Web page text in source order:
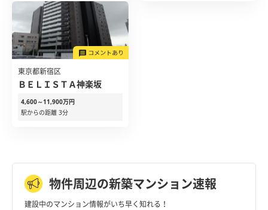
東京都新宿区
ＢＥＬＩＳＴＡ神楽坂
4,600～11,900万円
駅からの距離 3分
物件周辺の新築マンション速報
建設中のマンション情報がいち早く知れる！